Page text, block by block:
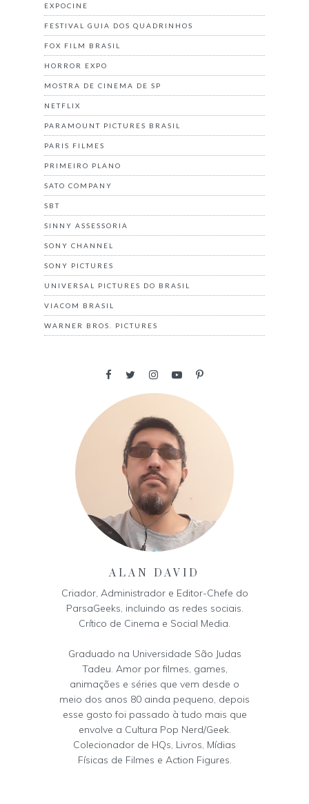
EXPOCINE
FESTIVAL GUIA DOS QUADRINHOS
FOX FILM BRASIL
HORROR EXPO
MOSTRA DE CINEMA DE SP
NETFLIX
PARAMOUNT PICTURES BRASIL
PARIS FILMES
PRIMEIRO PLANO
SATO COMPANY
SBT
SINNY ASSESSORIA
SONY CHANNEL
SONY PICTURES
UNIVERSAL PICTURES DO BRASIL
VIACOM BRASIL
WARNER BROS. PICTURES
ALAN DAVID
Criador, Administrador e Editor-Chefe do
ParsaGeeks, incluindo as redes sociais.
Crítico de Cinema e Social Media.
Graduado na Universidade São Judas
Tadeu. Amor por filmes, games,
animações e séries que vem desde o
meio dos anos 80 ainda pequeno, depois
esse gosto foi passado à tudo mais que
envolve a Cultura Pop Nerd/Geek.
Colecionador de HQs, Livros, Mídias
Físicas de Filmes e Action Figures.